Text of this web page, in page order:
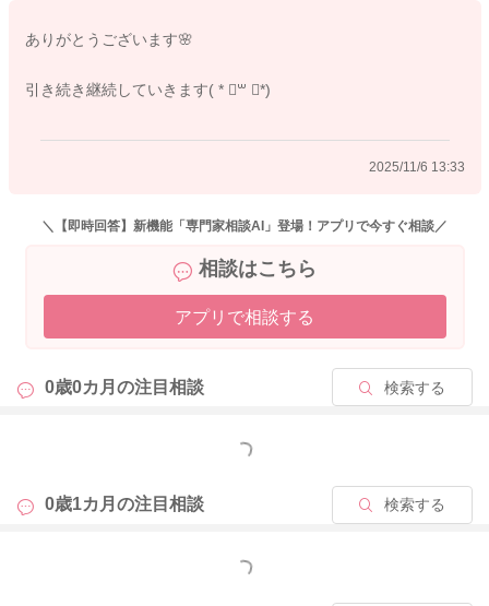
ありがとうございます🌸
引き続き継続していきます( * ॑꒳ ॑*)
2025/11/6 13:33
＼【即時回答】新機能「専門家相談AI」登場！アプリで今すぐ相談／
相談はこちら
アプリで相談する
0歳0カ月の注目相談 検索する
もっと見る
0歳1カ月の注目相談 検索する
もっと見る